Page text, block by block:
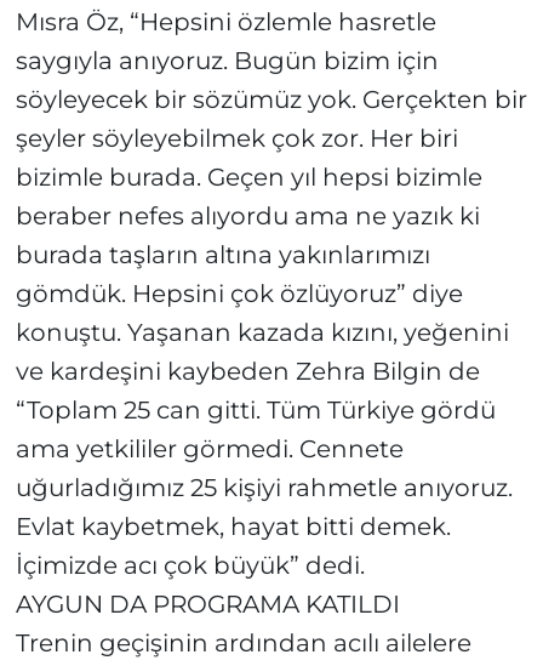
Mısra Öz, “Hepsini özlemle hasretle
saygıyla anıyoruz. Bugün bizim için
söyleyecek bir sözümüz yok. Gerçekten bir
şeyler söyleyebilmek çok zor. Her biri
bizimle burada. Geçen yıl hepsi bizimle
beraber nefes alıyordu ama ne yazık ki
burada taşların altına yakınlarımızı
gömdük. Hepsini çok özlüyoruz” diye
konuştu. Yaşanan kazada kızını, yeğenini
ve kardeşini kaybeden Zehra Bilgin de
“Toplam 25 can gitti. Tüm Türkiye gördü
ama yetkililer görmedi. Cennete
uğurladığımız 25 kişiyi rahmetle anıyoruz.
Evlat kaybetmek, hayat bitti demek.
İçimizde acı çok büyük” dedi.
AYGUN DA PROGRAMA KATILDI
Trenin geçişinin ardından acılı ailelere